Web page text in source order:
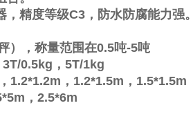
，精度等级C3 ，防水防腐能力强。
），称量范围在0.5吨-5吨
3T/0.5kg ， 5T/1kg
， 1.2*1.2m ， 1.2*1.5m ， 1.5*1.5m
， 2.5*6m